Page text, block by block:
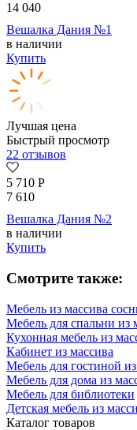
14 040
Вешалка Дания №1
в наличии
Купить
Лучшая цена
Быстрый просмотр
22 отзывов
5 710 Р
7 610
Вешалка Дания №2
в наличии
Купить
Смотрите также:
Мебель из массива
Мебель для спальни из
Кухонная мебель из
Кабинет из массива
Мебель для гостиной
Мебель для дома из
Мебель для библиотеки
Детская мебель из
Каталог товаров